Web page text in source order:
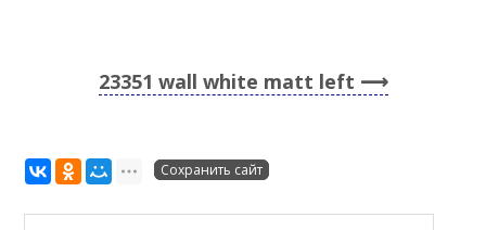
23351 wall white matt left
Сохранить сайт